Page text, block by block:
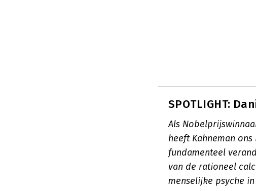
SPOTLIGHT:
Als
heeft Kahneman
fundamenteel
van de rationeel
menselijke psyche